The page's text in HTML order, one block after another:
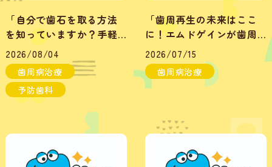
「自分で歯石を取る方法
を知っていますか？手軽
にスッキリした口元
へ！」
2026/08/04
歯周病治療
予防歯科
「歯周再生の未来はここ
に！エムドゲインが歯周
疾患に革命をもたらす」
2026/07/15
歯周病治療